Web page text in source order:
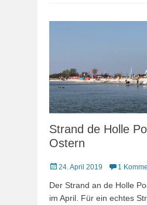
Strand de Holle
Ostern
Veröffentlicht
24. April 2019 1
Der Strand an de Holle
im April. Für ein echtes